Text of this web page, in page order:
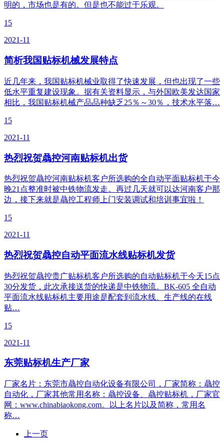
明的，市场也是有的。但是也不能过于乐观。
15
2021-11
简析我国贴标机械发展特点
近几年来，我国贴标机械业取得了快速发展，但也出现了一些
低水平重复建设现象。据有关资料显示，与外国欧美发达国家
相比，我国贴标机械产品品种缺乏25％～30％，技术水平落…
15
2021-11
热烈祝贺骉控河南贴标机出货
热烈祝贺骉控河南贴标机客户所选购的全自动平面贴标机于今
晚21点整准时被中铁物流发走。再过几天就可以达河南客户那
边，接下来就是骉控工程师上门安装调试和培训事宜啦！
15
2021-11
热烈祝贺骉控自动平面流水线贴标机发货
热烈祝贺骉控贵广贴标机客户所选购的自动贴标机于今天15点
30分发货，此次承接送货的快递是中铁物流。BK-605 全自动
平面流水线贴标机主要用途是配套到流水线、生产线的在线
贴…
15
2021-11
东莞贴标机生产厂家
厂家名片：东莞市骉控自动化设备有限公司，厂家简称：骉控
自动化，厂家其他常用名称：骉控设备、骉控贴标机，厂家官
网：www.chinabiaokong.com。以上名片以及简称，常用名
称…
上一页